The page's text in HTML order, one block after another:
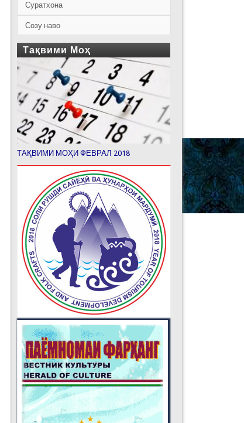
Суратхона
Созу наво
Тақвими Моҳ
ТАҚВИМИ МОҲИ ФЕВРАЛ 2018